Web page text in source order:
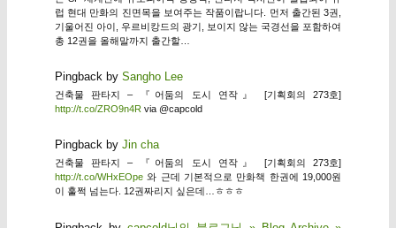
럽 현대 만화의 진면목을 보여주는 작품이랍니다. 먼저 출간된 3권,
기울어진 아이, 우르비캉드의 광기, 보이지 않는 국경선을 포함하여
총 12권을 올해말까지 출간할…
Pingback by Sangho Lee
건축물 판타지 – 『어둠의 도시 연작』 [기획회의 273호]
http://t.co/ZRO9n4Rvia @capcold
Pingback by Jin cha
건축물 판타지 – 『어둠의 도시 연작』 [기획회의 273호]
http://t.co/WHxEOpe와 근데 기본적으로 만화책 한권에 19,000원
이 훌쩍 넘는다. 12권짜리지 싶은데…ㅎㅎㅎ